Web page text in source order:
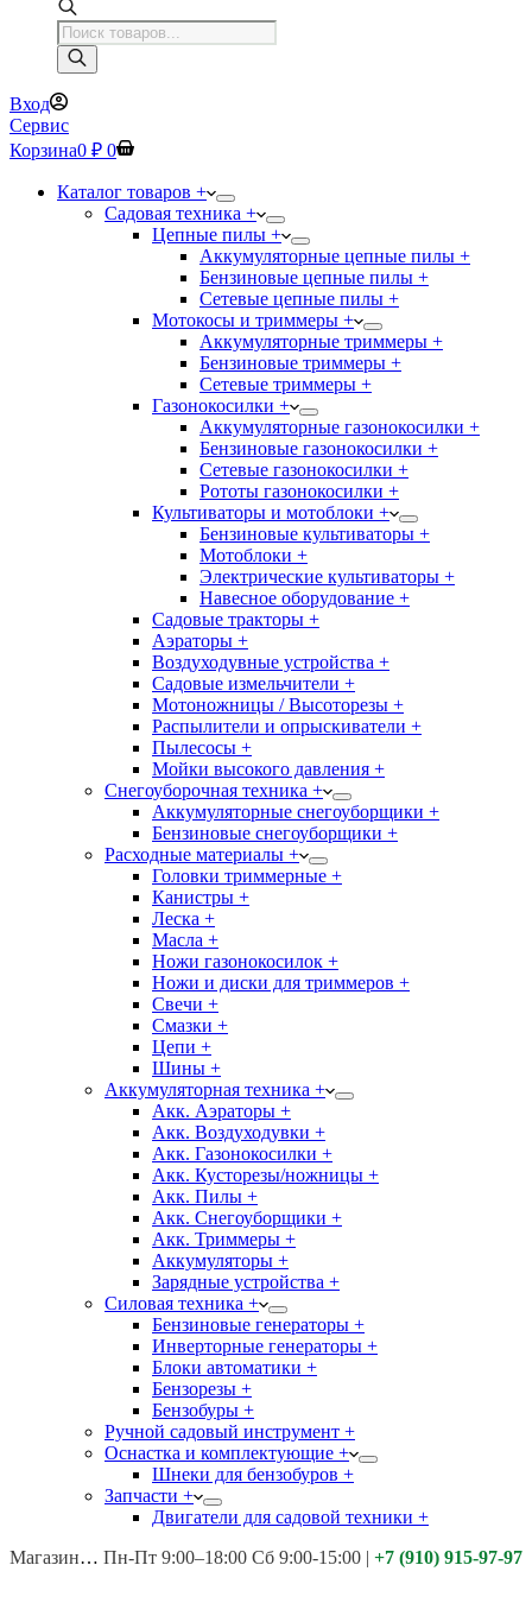
Поиск
товаров
Вход
Сервис
Корзина0 ₽ 0
Каталог товаров +
Садовая техника +
Цепные пилы +
Аккумуляторные цепные пилы +
Бензиновые цепные пилы +
Сетевые цепные пилы +
Мотокосы и триммеры +
Аккумуляторные триммеры +
Бензиновые триммеры +
Сетевые триммеры +
Газонокосилки +
Аккумуляторные газонокосилки +
Бензиновые газонокосилки +
Сетевые газонокосилки +
Рототы газонокосилки +
Культиваторы и мотоблоки +
Бензиновые культиваторы +
Мотоблоки +
Электрические культиваторы +
Навесное оборудование +
Садовые тракторы +
Аэраторы +
Воздуходувные устройства +
Садовые измельчители +
Мотоножницы / Высоторезы +
Распылители и опрыскиватели +
Пылесосы +
Мойки высокого давления +
Снегоуборочная техника +
Аккумуляторные снегоуборщики +
Бензиновые снегоуборщики +
Расходные материалы +
Головки триммерные +
Канистры +
Леска +
Масла +
Ножи газонокосилок +
Ножи и диски для триммеров +
Свечи +
Смазки +
Цепи +
Шины +
Аккумуляторная техника +
Акк. Аэраторы +
Акк. Воздуходувки +
Акк. Газонокосилки +
Акк. Кусторезы/ножницы +
Акк. Пилы +
Акк. Снегоуборщики +
Акк. Триммеры +
Аккумуляторы +
Зарядные устройства +
Силовая техника +
Бензиновые генераторы +
Инверторные генераторы +
Блоки автоматики +
Бензорезы +
Бензобуры +
Ручной садовый инструмент +
Оснастка и комплектующие +
Шнеки для бензобуров +
Запчасти +
Двигатели для садовой техники +
Магазины: Калуга ул. Московская д.113
Пн-Пт 9:00–18:00 Сб 9:00-15:00 | +7 (910) 915-97-97